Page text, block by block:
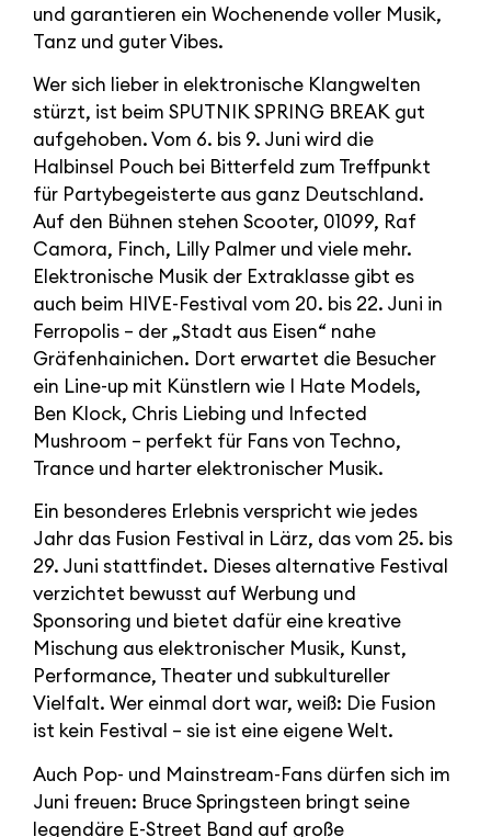
und garantieren ein Wochenende voller Musik,
Tanz und guter Vibes.
Wer sich lieber in elektronische Klangwelten
stürzt, ist beim SPUTNIK SPRING BREAK gut
aufgehoben. Vom 6. bis 9. Juni wird die
Halbinsel Pouch bei Bitterfeld zum Treffpunkt
für Partybegeisterte aus ganz Deutschland.
Auf den Bühnen stehen Scooter, 01099, Raf
Camora, Finch, Lilly Palmer und viele mehr.
Elektronische Musik der Extraklasse gibt es
auch beim HIVE-Festival vom 20. bis 22. Juni in
Ferropolis – der „Stadt aus Eisen“ nahe
Gräfenhainichen. Dort erwartet die Besucher
ein Line-up mit Künstlern wie I Hate Models,
Ben Klock, Chris Liebing und Infected
Mushroom – perfekt für Fans von Techno,
Trance und harter elektronischer Musik.
Ein besonderes Erlebnis verspricht wie jedes
Jahr das Fusion Festival in Lärz, das vom 25. bis
29. Juni stattfindet. Dieses alternative Festival
verzichtet bewusst auf Werbung und
Sponsoring und bietet dafür eine kreative
Mischung aus elektronischer Musik, Kunst,
Performance, Theater und subkultureller
Vielfalt. Wer einmal dort war, weiß: Die Fusion
ist kein Festival – sie ist eine eigene Welt.
Auch Pop- und Mainstream-Fans dürfen sich im
Juni freuen: Bruce Springsteen bringt seine
legendäre E-Street Band auf große